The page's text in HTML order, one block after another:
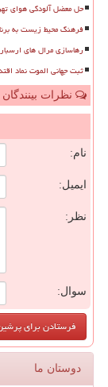
حل معضل آلودگی هوای
فرهنگ محیط زیست به
رهاسازی مرال های
ثبت جهانی الموت نماد
نظرات
نام:
ایمیل:
نظر:
سوال:
دوستان ما